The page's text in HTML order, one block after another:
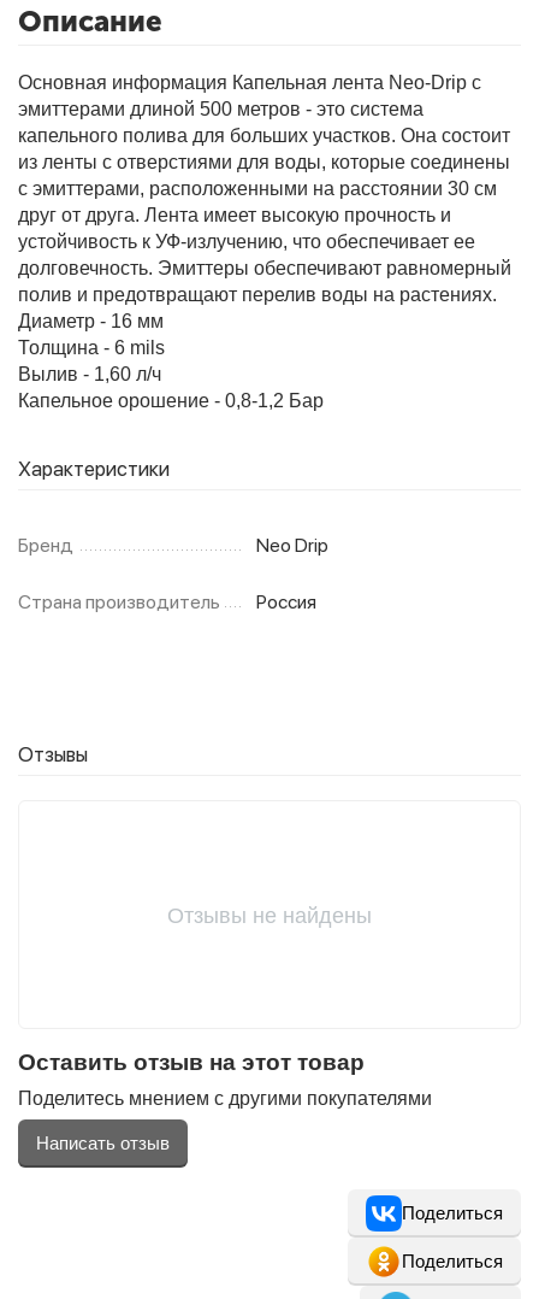
Фитолампы
Описание
Основная информация Капельная лента Neo-Drip с
эмиттерами длиной 500 метров - это система
капельного полива для больших участков. Она состоит
из ленты с отверстиями для воды, которые соединены
с эмиттерами, расположенными на расстоянии 30 см
друг от друга. Лента имеет высокую прочность и
устойчивость к УФ-излучению, что обеспечивает ее
долговечность. Эмиттеры обеспечивают равномерный
полив и предотвращают перелив воды на растениях.
Диаметр - 16 мм
Толщина - 6 mils
Вылив - 1,60 л/ч
Капельное орошение - 0,8-1,2 Бар
Характеристики
Бренд Neo Drip
Страна производитель Россия
Отзывы
Отзывы не найдены
Оставить отзыв на этот товар
Поделитесь мнением с другими покупателями
Написать отзыв
Поделиться
Поделиться